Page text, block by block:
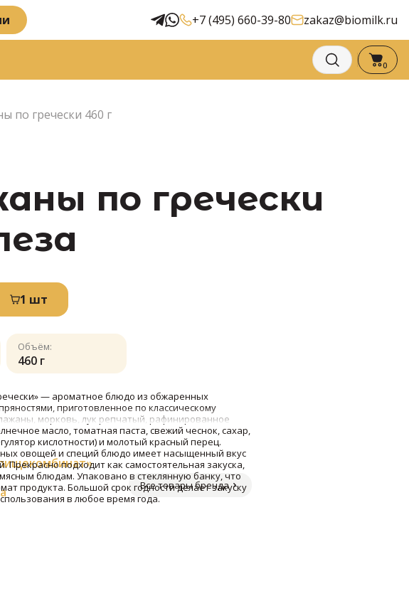
+7 (495) 660-39-80 zakaz@biomilk.ru
0
по гречески 460 г
по гречески
1 шт
Объём:
460 г
— ароматное блюдо из обжаренных
приготовленное по классическому
морковь, лук репчатый, рафинированное
масло, томатная паста, свежий чеснок, сахар,
кислотности) и молотый красный перец.
овощей и специй блюдо имеет насыщенный вкус
Прекрасно подходит как самостоятельная закуска,
блюдам. Упаковано в стеклянную банку, что
продукта. Большой срок годности делает закуску
в любое время года.
Все товары бренда